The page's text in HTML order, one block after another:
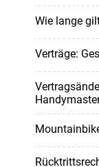
Wie lange
Verträge: